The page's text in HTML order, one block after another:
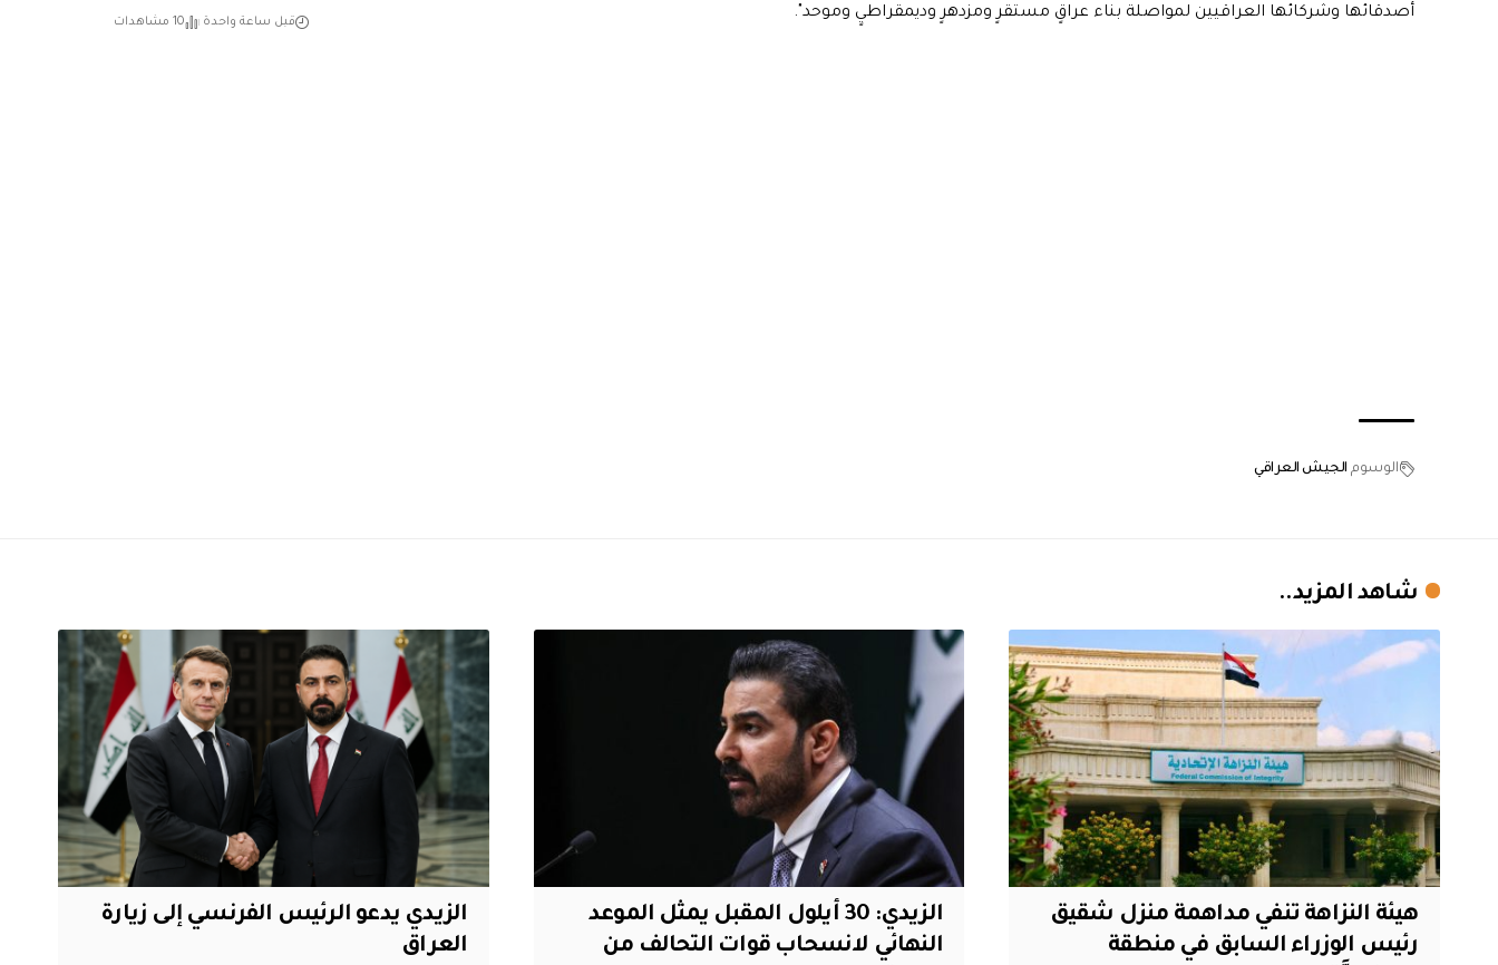
أصدقائها وشركائها العراقيين لمواصلة بناء عراقٍ مستقرٍ ومزدهرٍ وديمقراطيٍ وموحد".
الوسوم الجيش العراقي
قبل ساعة واحدة 10 مشاهدات
شاهد المزيد..
هيئة النزاهة تنفي مداهمة منزل شقيق
رئيس الوزراء السابق في منطقة
الزيدي: 30 أيلول المقبل يمثل الموعد
النهائي لانسحاب قوات التحالف من
الزيدي يدعو الرئيس الفرنسي إلى زيارة
العراق